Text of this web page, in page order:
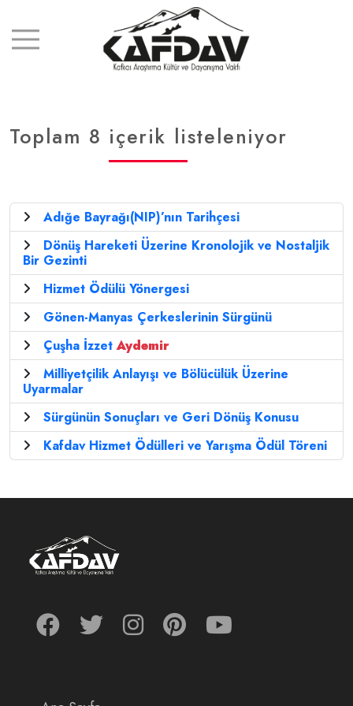
Toplam 8 içerik listeleniyor
Adığe Bayrağı(NIP)’nın Tarihçesi
Dönüş Hareketi Üzerine Kronolojik ve Nostaljik
Bir Gezinti
Hizmet Ödülü Yönergesi
Gönen-Manyas Çerkeslerinin Sürgünü
Çuşha İzzetAydemir
Milliyetçilik Anlayışı ve Bölücülük Üzerine
Uyarmalar
Sürgünün Sonuçları ve Geri Dönüş Konusu
Kafdav Hizmet Ödülleri ve Yarışma Ödül Töreni